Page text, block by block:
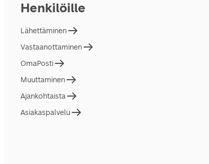
Henkilöille
Lähettäminen
Vastaanottaminen
OmaPosti
Muuttaminen
Ajankohtaista
Asiakaspalvelu